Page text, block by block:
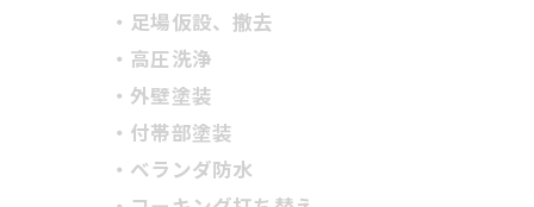
・足場仮設、撤去
・高圧洗浄
・外壁塗装
・付帯部塗装
・ベランダ防水